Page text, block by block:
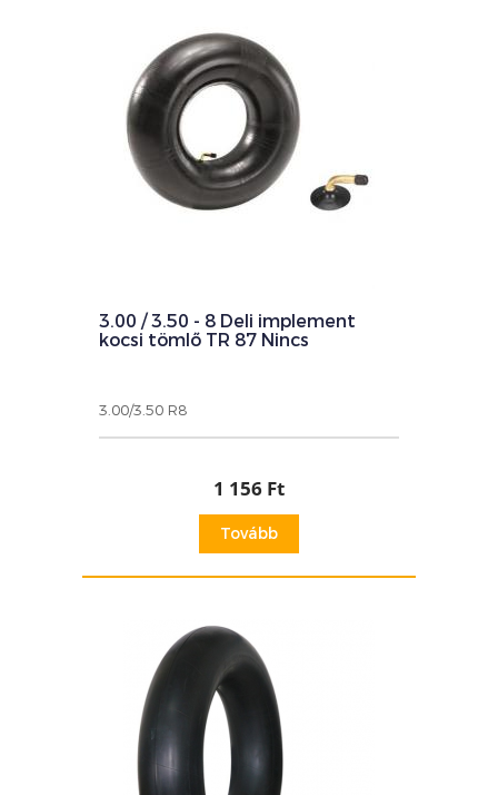
3.00 / 3.50 - 8 Deli implement
kocsi tömlő TR 87 Nincs
3.00/3.50 R8
1 156 Ft
Tovább